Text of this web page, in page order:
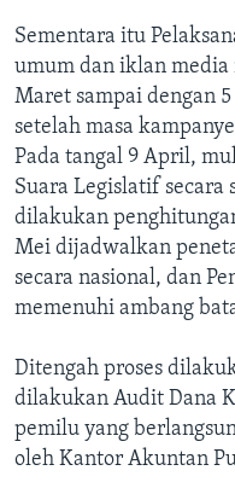
Sementara itu
umum dan iklan media
Maret sampai dengan
setelah masa
Pada tangal 9 April,
Suara Legislatif secara
dilakukan
Mei dijadwalkan
secara nasional, dan
memenuhi ambang
Ditengah proses
dilakukan Audit Dana
pemilu yang
oleh Kantor Akuntan